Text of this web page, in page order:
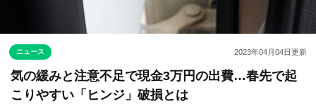
ニュース 2023年04月04日更新
気の緩みと注意不足で現金3万円の出費…春先で起
こりやすい「ヒンジ」破損とは